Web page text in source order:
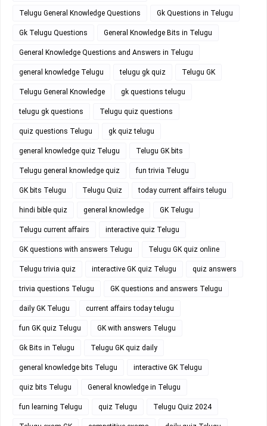
Telugu General Knowledge Questions Gk Questions in Telugu
Gk Telugu Questions General Knowledge Bits in Telugu
General Knowledge Questions and Answers in Telugu
general knowledge Telugu telugu gk quiz Telugu GK
Telugu General Knowledge gk questions telugu
telugu gk questions Telugu quiz questions
quiz questions Telugu gk quiz telugu
general knowledge quiz Telugu Telugu GK bits
Telugu general knowledge quiz fun trivia Telugu
GK bits Telugu Telugu Quiz today current affairs telugu
hindi bible quiz general knowledge GK Telugu
Telugu current affairs interactive quiz Telugu
GK questions with answers Telugu Telugu GK quiz online
Telugu trivia quiz interactive GK quiz Telugu quiz answers
trivia questions Telugu GK questions and answers Telugu
daily GK Telugu current affairs today telugu
fun GK quiz Telugu GK with answers Telugu
Gk Bits in Telugu Telugu GK quiz daily
general knowledge bits Telugu interactive GK Telugu
quiz bits Telugu General knowledge in Telugu
fun learning Telugu quiz Telugu Telugu Quiz 2024